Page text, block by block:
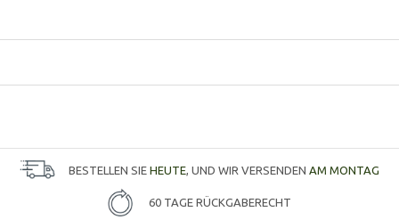
BESTELLEN SIE HEUTE , UND WIR VERSENDEN AM MONTAG
60 TAGE RÜCKGABERECHT